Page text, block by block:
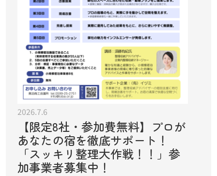
2026.7.6
【限定8社・参加費無料】プロが
あなたの宿を徹底サポート！
「スッキリ整理大作戦！！」参
加事業者募集中！